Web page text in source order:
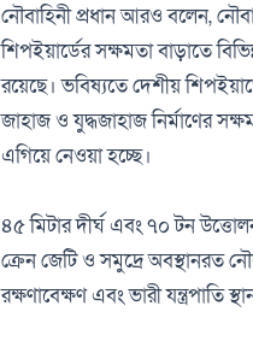
নৌবাহিনী প্রধান আরও বলেন,
শিপইয়ার্ডের সক্ষমতা বাড়াতে
রয়েছে। ভবিষ্যতে দেশীয়
জাহাজ ও যুদ্ধজাহাজ নির্মাণের
এগিয়ে নেওয়া হচ্ছে।
৪৫ মিটার দীর্ঘ এবং ৭০ টন
ক্রেন জেটি ও সমুদ্রে অবস্থানরত
রক্ষণাবেক্ষণ এবং ভারী যন্ত্রপাতি